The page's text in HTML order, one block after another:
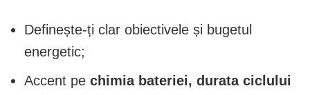
Definește-ți clar obiectivele și bugetul
energetic;
Accent pe chimia bateriei, durata ciclului